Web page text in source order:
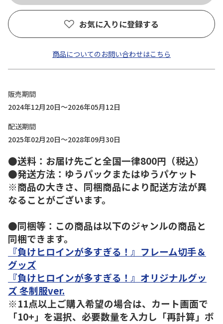
お気に入りに登録する
商品についてのお問い合わせはこちら
販売期間
2024年12月20日～2026年05月12日
配送期間
2025年02月20日～2028年09月30日
●送料：お届け先ごと全国一律800円（税込）
●発送方法：ゆうパックまたはゆうパケット
※商品の大きさ、同梱商品により配送方法が異
なることがございます。
●同梱等：この商品は以下のジャンルの商品と
同梱できます。
『負けヒロインが多すぎる！』フレーム切手＆
グッズ
『負けヒロインが多すぎる！』オリジナルグッ
ズ 冬制服ver.
※11点以上ご購入希望の場合は、カート画面で
「10+」を選択、必要数量を入力し「再計算」ボ